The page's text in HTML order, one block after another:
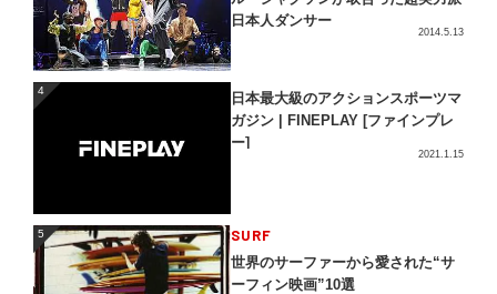
日本人ダンサー
2014.5.13
4
日本最大級のアクションスポーツマ
ガジン | FINEPLAY [ファインプレ
ー]
2021.1.15
5 SURF
世界のサーファーから愛された“サ
ーフィン映画”10選